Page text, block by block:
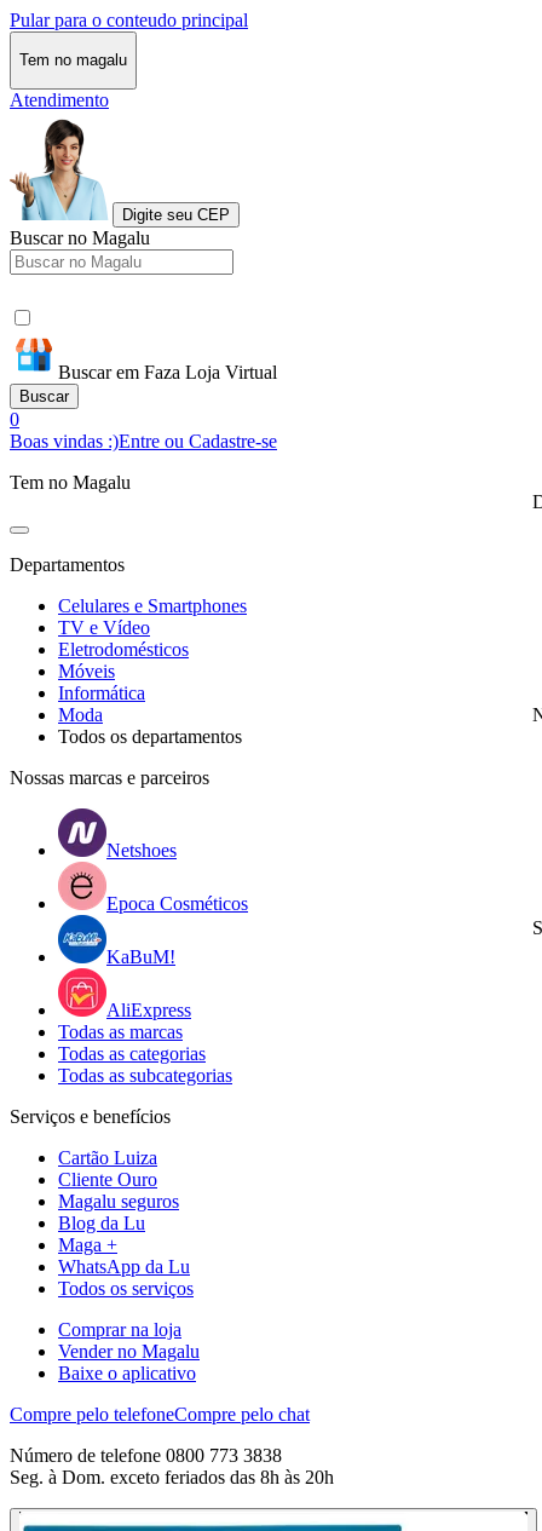
Pular para o conteudo principal
Tem no magalu
Atendimento
Digite seu CEP
Buscar no Magalu
Buscar em Faza Loja Virtual
Buscar
0
Boas vindas :)Entre ou Cadastre-se
Tem no Magalu
Departamentos
Celulares e Smartphones
TV e Vídeo
Eletrodomésticos
Móveis
Informática
Moda
Todos os departamentos
Nossas marcas e parceiros
Netshoes
Epoca Cosméticos
KaBuM!
AliExpress
Todas as marcas
Todas as categorias
Todas as subcategorias
Serviços e benefícios
Cartão Luiza
Cliente Ouro
Magalu seguros
Blog da Lu
Maga +
WhatsApp da Lu
Todos os serviços
Comprar na loja
Vender no Magalu
Baixe o aplicativo
Compre pelo telefoneCompre pelo chat
Número de telefone 0800 773 3838
Seg. à Dom. exceto feriados das 8h às 20h